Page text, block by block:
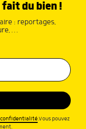
du bien !
: reportages,
…
.Vous pouvez